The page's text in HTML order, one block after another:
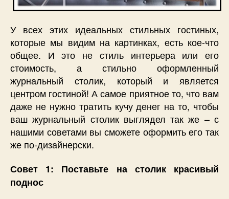
У всех этих идеальных стильных гостиных,
которые мы видим на картинках, есть кое-что
общее. И это не стиль интерьера или его
стоимость, а стильно оформленный
журнальный столик, который и является
центром гостиной! А самое приятное то, что вам
даже не нужно тратить кучу денег на то, чтобы
ваш журнальный столик выглядел так же – с
нашими советами вы сможете оформить его так
же по-дизайнерски.
Совет 1: Поставьте на столик красивый
поднос